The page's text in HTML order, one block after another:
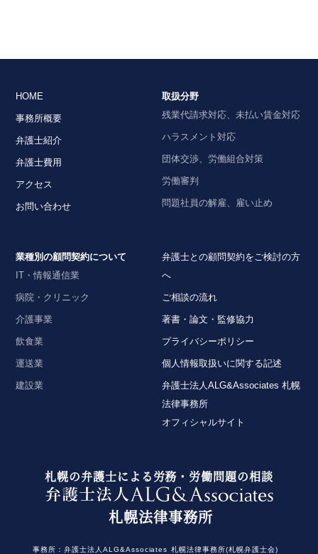
2025年12月3日
『高齢者住宅新聞』
企業法務担当執行役員・弁護士 家永勲による連載
「介護施設を取り巻く法律問題の今」
『第171回
迷惑行為を理由とする賃貸借契約解除』
『エルダー』
【知っておきたい労働法Q&A】「第89回 高齢者の
体調不良と安全配慮義務、解雇後の再就職と就労の
意思」の論文を、企業法務担当執行役員・弁護士 家
永 勲、シニアアソシエイト・弁護士 髙木 勝瑛が執
筆しました。
独立行政法人 高齢・障害・求職者雇用支援機構
『労政時報』
【相談室Q&A】自転車通勤中の熱中症は通勤災害と
なり、会社は安全配慮義務違反を問われるか
しました。
2024年12月における法律アップデート
【不動産業界】2024年12月号Vol.121
LPガス法改正について
事業場外労働みなし制適用の可否（セントリオン・
ヘルスケア・ジャパン事件）～東京高等裁判所令和
2024年11月における法律アップデート
【タイ】2024年10月号Vol.30
【不動産業界】2024年11月号Vol.120
自治会への加入義務とゴミ捨て場の使用について
労働者との間における賃金減額合意の有効性及び労
【不動産業界】2024年10月号Vol.119
入居者が電気料金を支払わずに電気を使用した場合
の電気料金の請求について
HOME
事務所概要
弁護士紹介
弁護士費用
アクセス
お問い合わせ
取扱分野
残業代請求対応、未払い賃金対応
ハラスメント対応
団体交渉、労働組合対策
労働審判
問題社員の解雇、雇い止め
業種別の顧問契約について
IT・情報通信業
病院・クリニック
介護事業
飲食業
運送業
建設業
弁護士との顧問契約をご検討の方
へ
ご相談の流れ
著書・論文・監修協力
プライバシーポリシー
個人情報取扱いに関する記述
弁護士法人ALG&Associates 札幌
法律事務所
オフィシャルサイト
札幌の弁護士による労務・労働問題の相談
札幌法律事務所
事務所：弁護士法人ALG&Associates 札幌法律事務所(札幌弁護士会)